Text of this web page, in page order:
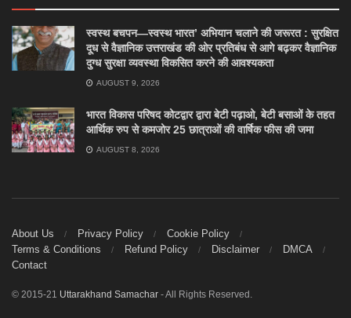
स्वस्थ बचपन—स्वस्थ भारत’ अभियान चलाने की जरूरत : सुरक्षित
दूध से वैज्ञानिक उत्तराखंड की ओर प्रतिबंध से आगे बढ़कर वैज्ञानिक
दुग्ध सुरक्षा व्यवस्था विकसित करने की आवश्यकता
AUGUST 9, 2026
भारत विकास परिषद कोटद्वार द्वारा बेटी पढ़ाओ, बेटी बसाओं के तहत
आर्थिक रुप से कमजोर 25 छात्राओं की वार्षिक फीस की जमा
AUGUST 8, 2026
About Us Privacy Policy
Cookie Policy
Terms & Conditions
Refund Policy Disclaimer
DMCA
Contact
© 2015-21 Uttarakhand Samachar - All Rights Reserved.